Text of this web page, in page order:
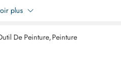
avis sur “TOTAL pinceau plat 25
plus
De Peinture,Peinture